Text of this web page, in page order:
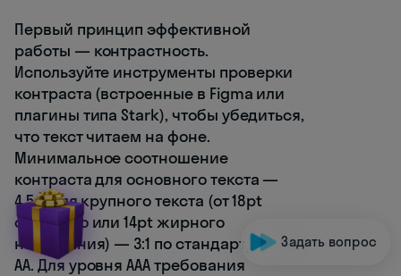
Первый принцип эффективной
работы — контрастность.
Используйте инструменты проверки
контраста (встроенные в Figma или
плагины типа Stark), чтобы убедиться,
что текст читаем на фоне.
Минимальное соотношение
контраста для основного текста —
4.5:1, для крупного текста (от 18pt
обычного или 14pt жирного
начертания) — 3:1 по стандарту WCAG
AA. Для уровня AAA требования
Задать вопрос